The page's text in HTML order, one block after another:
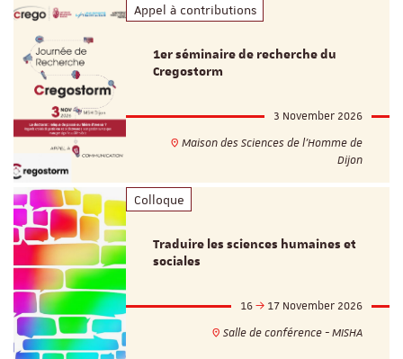
Appel à contributions
1er séminaire de recherche du
Cregostorm
3 November 2026
Maison des Sciences de l'Homme de
Dijon
Colloque
Traduire les sciences humaines et
sociales
16
17 November 2026
Salle de conférence - MISHA